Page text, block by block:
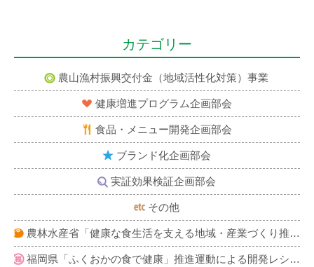
カテゴリー
農山漁村振興交付金（地域活性化対策）事業
健康増進プログラム企画部会
食品・メニュー開発企画部会
ブランド化企画部会
実証効果検証企画部会
その他
農林水産省「健康な食生活を支える地域・産業づくり推進事業」による開発レシピ紹介
福岡県「ふくおかの食で健康」推進運動による開発レシピ紹介